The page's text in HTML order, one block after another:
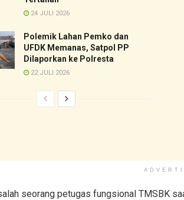
24 JULI 2026
Polemik Lahan Pemko dan
UFDK Memanas, Satpol PP
Dilaporkan ke Polresta
22 JULI 2026
seorang petugas fungsional TMSBK